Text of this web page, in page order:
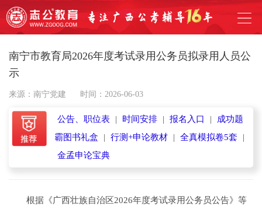
南宁市教育局2026年度考试录用公务员拟录用人员公
示
来源：南宁党建 时间：2026-06-03
公告、职位表 | 时间安排 | 报名入口 |
成功题
霸图书礼盒
| 行测+申论教材 | 全真模拟卷5套
|
金孟申论宝典
根据《广西壮族自治区2026年度考试录用公务员公告》等